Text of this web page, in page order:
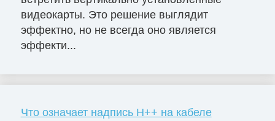
видеокарты. Это решение выглядит
эффектно, но не всегда оно является
эффекти...
Что означает надпись H++ на кабеле